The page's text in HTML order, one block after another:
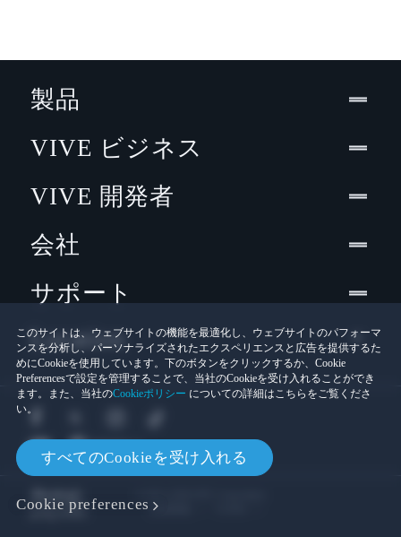
このサイトは、ウェブサイトの機能を最適化し、ウェブサイトのパフォーマ
ンスを分析し、パーソナライズされたエクスペリエンスと広告を提供するた
めにCookieを使用しています。下のボタンをクリックするか、Cookie
Preferencesで設定を管理することで、当社のCookieを受け入れることができ
ます。また、当社のCookieポリシー についての詳細はこちらをご覧くださ
い。
すべてのCookieを受け入れる
Cookie preferences
製品
VIVE ビジネス
VIVE 開発者
会社
サポート
Location
法的情報